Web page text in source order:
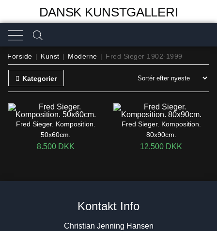
DANSK KUNSTGALLERI
Forside | Kunst | Moderne | Fred Sieger 1902-1999
Kategorier
Fred Sieger. Komposition.
50x60cm.
8.500 DKK
Fred Sieger. Komposition.
80x90cm.
12.500 DKK
Kontakt Info
Christian Jenning Hansen